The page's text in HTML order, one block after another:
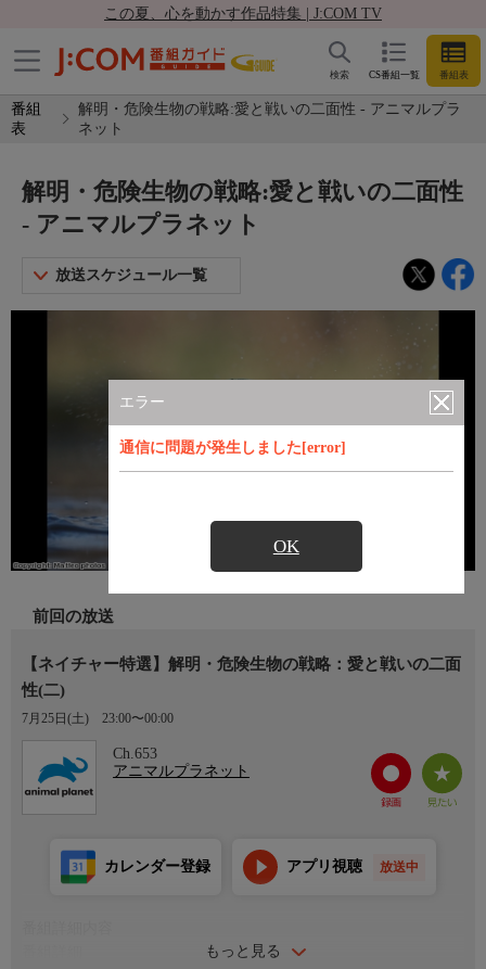
この夏、心を動かす作品特集 | J:COM TV
CS番組一覧 番組表
検索
番組
表
解明・危険生物の戦略:愛と戦いの二面性 - アニマルプラ
ネット
エラー
通信に問題が発生しました[error]
OK
解明・危険生物の戦略:愛と戦いの二面性
- アニマルプラネット
放送スケジュール一覧
前回の放送
【ネイチャー特選】解明・危険生物の戦略：愛と戦いの二面
性(二)
7月25日(土) 23:00〜00:00
Ch.653
アニマルプラネット
もっと見る
カレンダー登録 アプリ視聴 放送中